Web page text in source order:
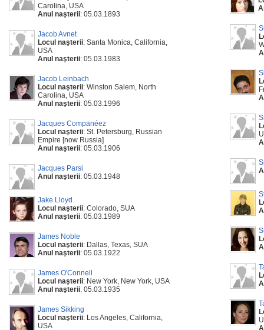
Carolina, USA
Anul naşterii: 05.03.1893
Jacob Avnet
Locul naşterii: Santa Monica, California,
USA
Anul naşterii: 05.03.1983
Jacob Leinbach
Locul naşterii: Winston Salem, North
Carolina, USA
Anul naşterii: 05.03.1996
Jacques Companéez
Locul naşterii: St. Petersburg, Russian
Empire [now Russia]
Anul naşterii: 05.03.1906
Jacques Parsi
Anul naşterii: 05.03.1948
Jake Lloyd
Locul naşterii: Colorado, SUA
Anul naşterii: 05.03.1989
James Noble
Locul naşterii: Dallas, Texas, SUA
Anul naşterii: 05.03.1922
James O'Connell
Locul naşterii: New York, New York, USA
Anul naşterii: 05.03.1935
James Sikking
Locul naşterii: Los Angeles, California,
USA